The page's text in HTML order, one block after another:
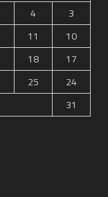
3
4
10
11
17
18
24
25
31